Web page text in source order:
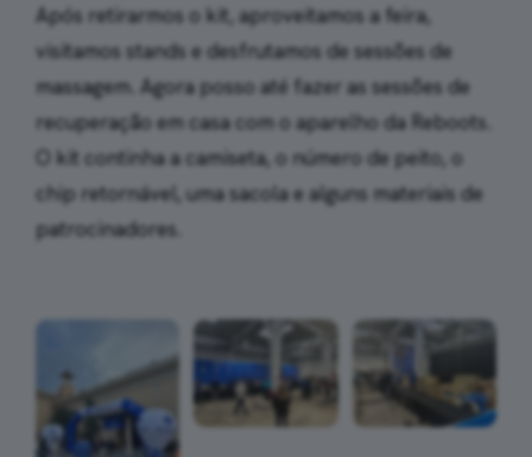
Após retirarmos o kit, aproveitamos a feira,
visitamos stands e desfrutamos de sessões de
massagem. Agora posso até fazer as sessões de
recuperação em casa com o aparelho da Reboots.
O kit continha a camiseta, o número de peito, o
chip retornável, uma sacola e alguns materiais de
patrocinadores.